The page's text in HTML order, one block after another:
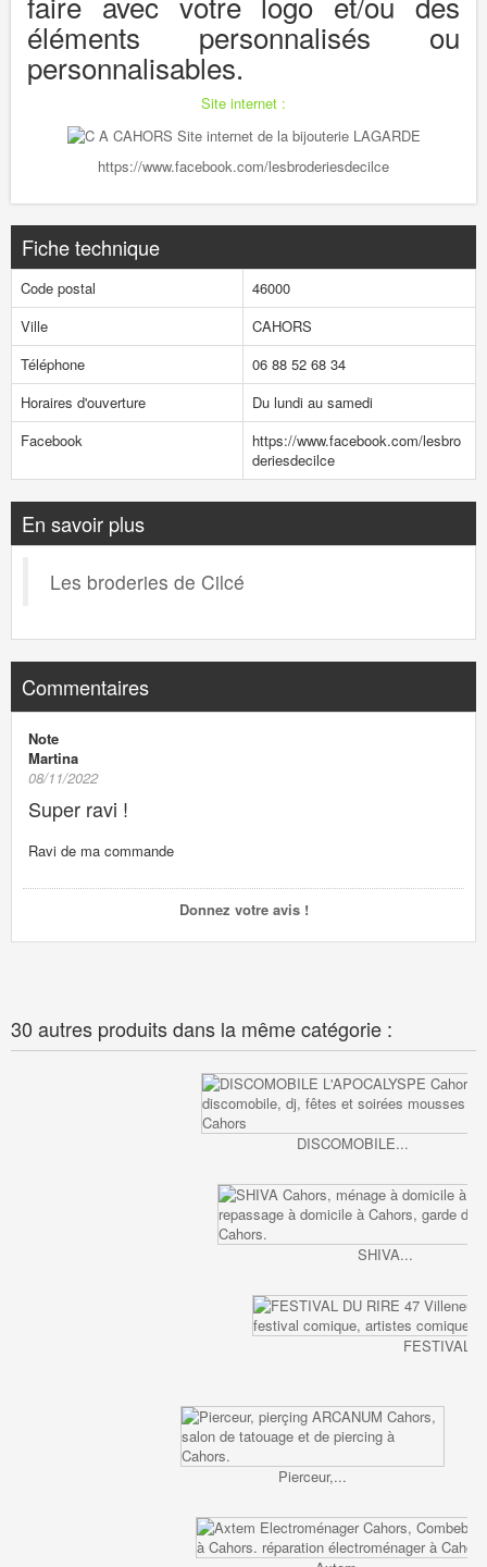
éléments personnalisés ou
personnalisables.
Site internet :
https://www.facebook.com/lesbroderiesdecilce
Fiche technique
Code postal
46000
Ville
CAHORS
Téléphone
06 88 52 68 34
Horaires d'ouverture
Du lundi au samedi
Facebook
https://www.facebook.com/lesbro
deriesdecilce
En savoir plus
Les broderies de Cilcé
Commentaires
Note
Martina
08/11/2022
Super ravi !
Ravi de ma commande
Donnez votre avis !
30 autres produits dans la même catégorie :
DISCOMOBILE...
SHIVA...
FESTIVAL
Pierceur,...